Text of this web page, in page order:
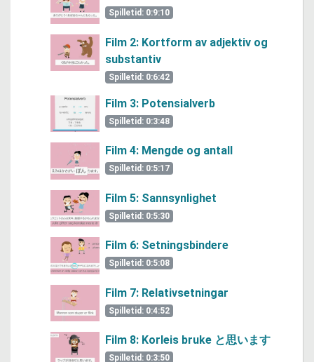
Spilletid: 0:9:10
Film 2: Kortform av adjektiv og
substantiv
Spilletid: 0:6:42
Film 3: Potensialverb
Spilletid: 0:3:48
Film 4: Mengde og antall
Spilletid: 0:5:17
Film 5: Sannsynlighet
Spilletid: 0:5:30
Film 6: Setningsbindere
Spilletid: 0:5:08
Film 7: Relativsetningar
Spilletid: 0:4:52
Film 8: Korleis bruke と思います
Spilletid: 0:3:50